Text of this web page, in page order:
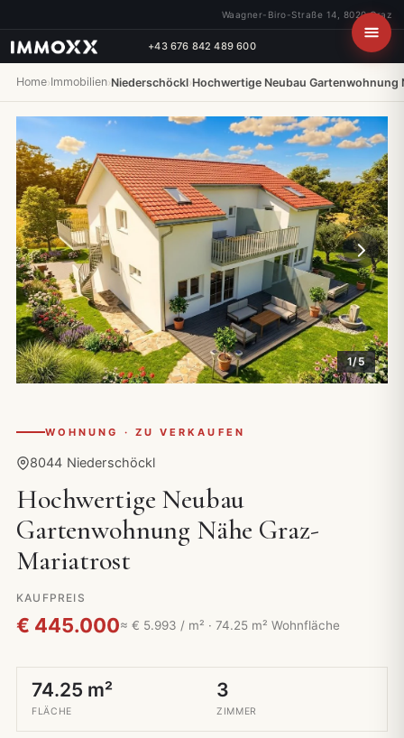
Waagner-Biro-Straße 14, 8020 Graz
+43 676 842 489 600
Home›Immobilien›Niederschöckl›Hochwertige Neubau Gartenwohnung
1/5
WOHNUNG · ZU VERKAUFEN
8044 Niederschöckl
Hochwertige Neubau
Gartenwohnung Nähe Graz-
Mariatrost
KAUFPREIS
€ 445.000≈ € 5.993 / m² · 74.25 m² Wohnfläche
74.25 m²
FLÄCHE
3
ZIMMER